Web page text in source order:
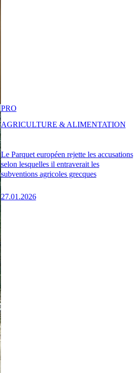
Le Parquet européen rejette les accusations
selon lesquelles il entraverait les
subventions agricoles grecques
27.01.2026
PRO
AGRICULTURE & ALIMENTATION